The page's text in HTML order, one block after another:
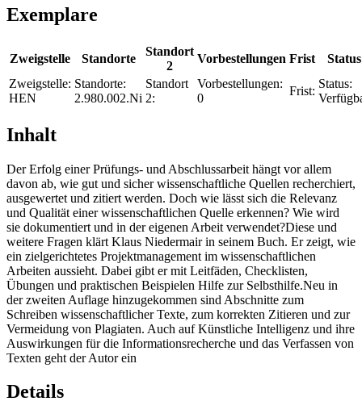
Exemplare
Zweigstelle Standorte
Standort
2
Vorbestellungen Frist
Status
Zweigstelle:
HEN
Standorte:
2.980.002.Ni
Standort
2:
Vorbestellungen:
0
Frist:
Status:
Inhalt
Der Erfolg einer Prüfungs- und Abschlussarbeit hängt vor allem
davon ab, wie gut und sicher wissenschaftliche Quellen recherchiert,
ausgewertet und zitiert werden. Doch wie lässt sich die Relevanz
und Qualität einer wissenschaftlichen Quelle erkennen? Wie wird
sie dokumentiert und in der eigenen Arbeit verwendet?Diese und
weitere Fragen klärt Klaus Niedermair in seinem Buch. Er zeigt, wie
ein zielgerichtetes Projektmanagement im wissenschaftlichen
Arbeiten aussieht. Dabei gibt er mit Leitfäden, Checklisten,
Übungen und praktischen Beispielen Hilfe zur Selbsthilfe.Neu in
der zweiten Auflage hinzugekommen sind Abschnitte zum
Schreiben wissenschaftlicher Texte, zum korrekten Zitieren und zur
Vermeidung von Plagiaten. Auch auf Künstliche Intelligenz und ihre
Auswirkungen für die Informationsrecherche und das Verfassen von
Texten geht der Autor ein
Details